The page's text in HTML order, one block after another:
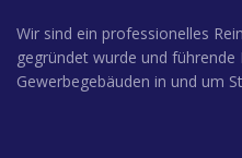
Wir sind ein professionelles
gegründet wurde und
Gewerbegebäuden in und um